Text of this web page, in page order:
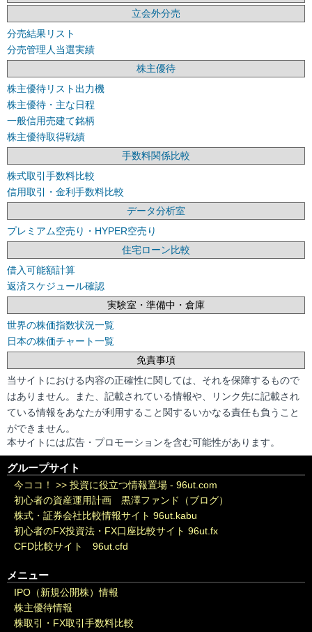
立会外分売
分売結果リスト
分売管理人当選実績
株主優待
株主優待リスト出力機
株主優待・主な日程
一般信用売建て銘柄
株主優待取得戦績
手数料関係比較
株式取引手数料比較
信用取引・金利手数料比較
データ分析室
プレミアム空売り・HYPER空売り
住宅ローン比較
借入可能額計算
返済スケジュール確認
実験室・準備中・倉庫
世界の株価指数状況一覧
日本の株価チャート一覧
免責事項
当サイトにおける内容の正確性に関しては、それを保障するもので
はありません。また、記載されている情報や、リンク先に記載され
ている情報をあなたが利用すること関するいかなる責任も負うこと
ができません。
本サイトには広告・プロモーションを含む可能性があります。
グループサイト
今ココ！ >> 投資に役立つ情報置場 - 96ut.com
初心者の資産運用計画 黒澤ファンド（ブログ）
株式・証券会社比較情報サイト 96ut.kabu
初心者のFX投資法・FX口座比較サイト 96ut.fx
CFD比較サイト 96ut.cfd
メニュー
IPO（新規公開株）情報
株主優待情報
株取引・FX取引手数料比較